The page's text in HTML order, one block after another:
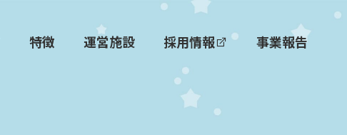
特徴 運営施設 採用情報 事業報告